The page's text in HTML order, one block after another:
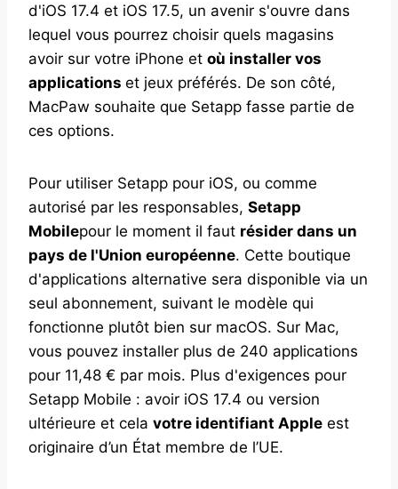
d'iOS 17.4 et iOS 17.5, un avenir s'ouvre dans
lequel vous pourrez choisir quels magasins
avoir sur votre iPhone et où installer vos
applications et jeux préférés. De son côté,
MacPaw souhaite que Setapp fasse partie de
ces options.
Pour utiliser Setapp pour iOS, ou comme
autorisé par les responsables, Setapp
Mobilepour le moment il faut résider dans un
pays de l'Union européenne. Cette boutique
d'applications alternative sera disponible via un
seul abonnement, suivant le modèle qui
fonctionne plutôt bien sur macOS. Sur Mac,
vous pouvez installer plus de 240 applications
pour 11,48 € par mois. Plus d'exigences pour
Setapp Mobile : avoir iOS 17.4 ou version
ultérieure et cela votre identifiant Apple est
originaire d’un État membre de l’UE.